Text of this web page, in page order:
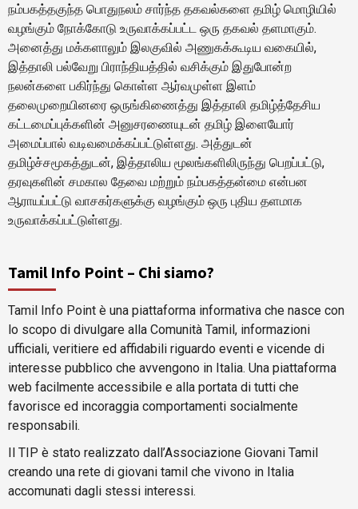
நம்பகத்தகுந்த பொதுநலம் சார்ந்த தகவல்களை தமிழ் மொழியில்
வழங்கும் நோக்கோடு உருவாக்கப்பட்ட ஒரு தகவல் தளமாகும்.
அனைத்து மக்களாலும் இலகுவில் அணுகக்கூடிய வகையில்,
இத்தாலி பல்வேறு பிராந்தியத்தில் வசிக்கும் இதுபோன்ற
நலன்களை பகிர்ந்து கொள்ள ஆர்வமுள்ள இளம்
தலைமுறையினரை ஒருங்கிணைத்து இத்தாலி தமிழ்த்தேசிய
கட்டமைப்புக்களின் அனுசரணையுடன் தமிழ் இளையோர்
அமைப்பால் வடிவமைக்கப்பட்டுள்ளது. அத்துடன்
தமிழ்ச்சமூகத்துடன், இத்தாலிய மூலங்களிலிருந்து பெறப்பட்டு,
தரவுகளின் சமகால தேவை மற்றும் நம்பகத்தன்மை என்பன
ஆராயப்பட்டு வாசகர்களுக்கு வழங்கும் ஒரு புதிய தளமாக
உருவாக்கப்பட்டுள்ளது.
Tamil Info Point – Chi siamo?
Tamil Info Point è una piattaforma informativa che nasce con
lo scopo di divulgare alla Comunità Tamil, informazioni
ufficiali, veritiere ed affidabili riguardo eventi e vicende di
interesse pubblico che avvengono in Italia. Una piattaforma
web facilmente accessibile e alla portata di tutti che
favorisce ed incoraggia comportamenti socialmente
responsabili.
Il TIP è stato realizzato dall’Associazione Giovani Tamil
creando una rete di giovani tamil che vivono in Italia
accomunati dagli stessi interessi.